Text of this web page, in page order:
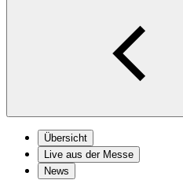
Übersicht
Live aus der Messe
News